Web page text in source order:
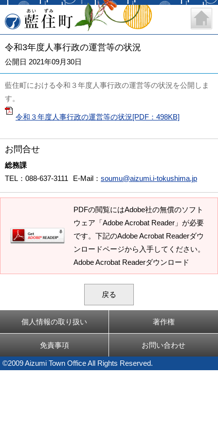
藍住町
令和3年度人事行政の運営等の状況
公開日 2021年09月30日
藍住町における令和３年度人事行政の運営等の状況を公開しま
す。
令和３年度人事行政の運営等の状況[PDF：498KB]
お問合せ
総務課
TEL ：088-637-3111 E-Mail ： soumu@aizumi.i-tokushima.jp
PDFの閲覧にはAdobe社の無償のソフト
ウェア「Adobe Acrobat Reader」が必要
です。下記のAdobe Acrobat Readerダウ
ンロードページから入手してください。
Adobe Acrobat Readerダウンロード
戻る
個人情報の取り扱い 著作権
免責事項 お問い合わせ
©2009 Aizumi Town Office All Rights Reserved.